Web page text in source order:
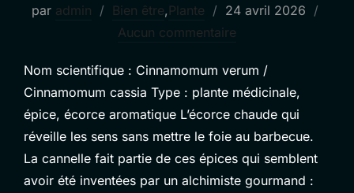
par admin Bien être, Plante
Publié
le
24 avril 2026
Aucun commentaire
Nom scientifique : Cinnamomum verum /
Cinnamomum cassia Type : plante médicinale,
épice, écorce aromatique L’écorce chaude qui
réveille les sens sans mettre le foie au barbecue.
La cannelle fait partie de ces épices qui semblent
avoir été inventées par un alchimiste gourmand :